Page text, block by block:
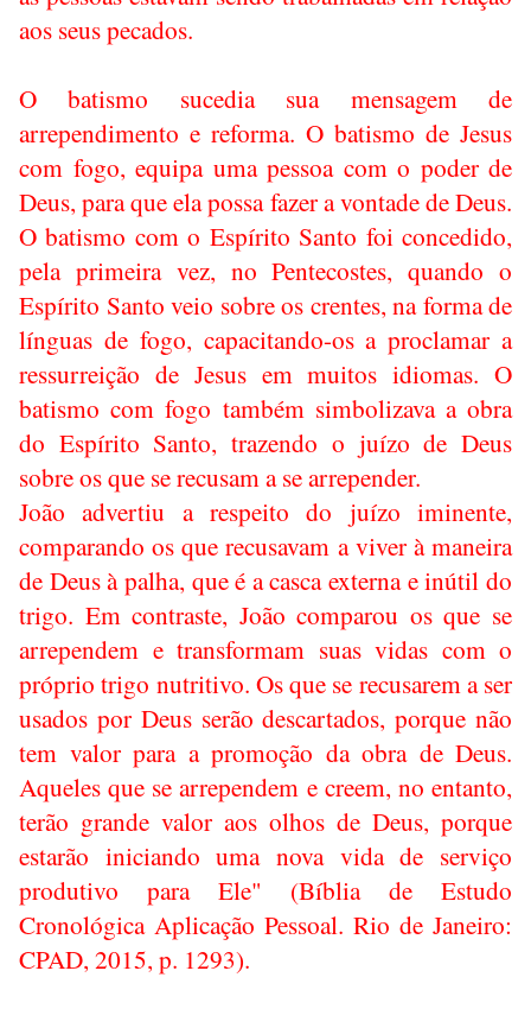
aos seus pecados.
O batismo sucedia sua mensagem de
arrependimento e reforma. O batismo de Jesus
com fogo, equipa uma pessoa com o poder de
Deus, para que ela possa fazer a vontade de Deus.
O batismo com o Espírito Santo foi concedido,
pela primeira vez, no Pentecostes, quando o
Espírito Santo veio sobre os crentes, na forma de
línguas de fogo, capacitando-os a proclamar a
ressurreição de Jesus em muitos idiomas. O
batismo com fogo também simbolizava a obra
do Espírito Santo, trazendo o juízo de Deus
sobre os que se recusam a se arrepender.
João advertiu a respeito do juízo iminente,
comparando os que recusavam a viver à maneira
de Deus à palha, que é a casca externa e inútil do
trigo. Em contraste, João comparou os que se
arrependem e transformam suas vidas com o
próprio trigo nutritivo. Os que se recusarem a ser
usados por Deus serão descartados, porque não
tem valor para a promoção da obra de Deus.
Aqueles que se arrependem e creem, no entanto,
terão grande valor aos olhos de Deus, porque
estarão iniciando uma nova vida de serviço
produtivo para Ele" (Bíblia de Estudo
Cronológica Aplicação Pessoal. Rio de Janeiro:
CPAD, 2015, p. 1293).